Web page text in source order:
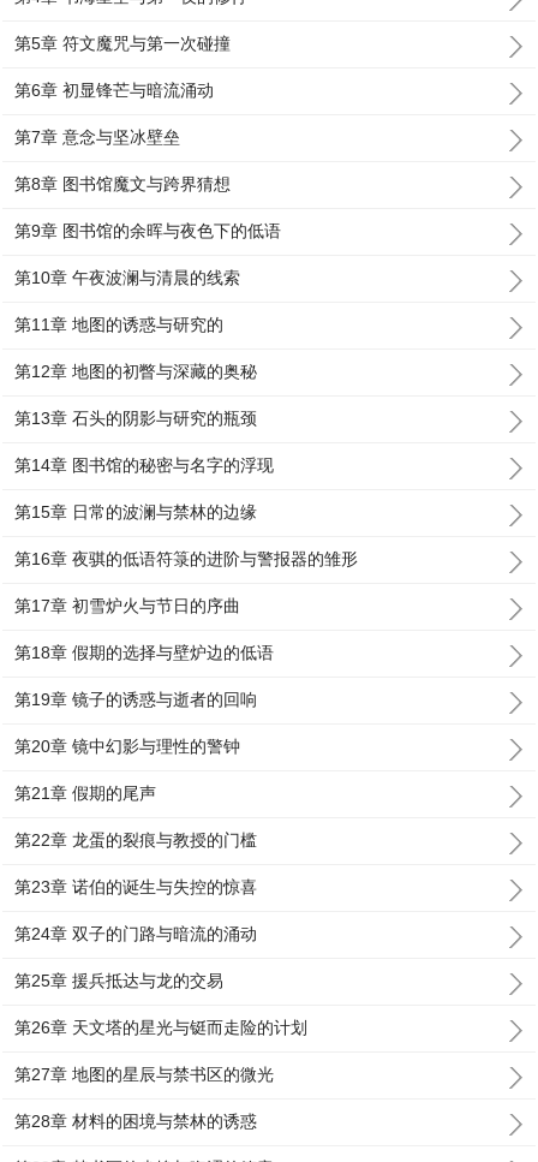
第5章 符文魔咒与第一次碰撞
第6章 初显锋芒与暗流涌动
第7章 意念与坚冰壁垒
第8章 图书馆魔文与跨界猜想
第9章 图书馆的余晖与夜色下的低语
第10章 午夜波澜与清晨的线索
第11章 地图的诱惑与研究的
第12章 地图的初瞥与深藏的奥秘
第13章 石头的阴影与研究的瓶颈
第14章 图书馆的秘密与名字的浮现
第15章 日常的波澜与禁林的边缘
第16章 夜骐的低语符箓的进阶与警报器的雏形
第17章 初雪炉火与节日的序曲
第18章 假期的选择与壁炉边的低语
第19章 镜子的诱惑与逝者的回响
第20章 镜中幻影与理性的警钟
第21章 假期的尾声
第22章 龙蛋的裂痕与教授的门槛
第23章 诺伯的诞生与失控的惊喜
第24章 双子的门路与暗流的涌动
第25章 援兵抵达与龙的交易
第26章 天文塔的星光与铤而走险的计划
第27章 地图的星辰与禁书区的微光
第28章 材料的困境与禁林的诱惑